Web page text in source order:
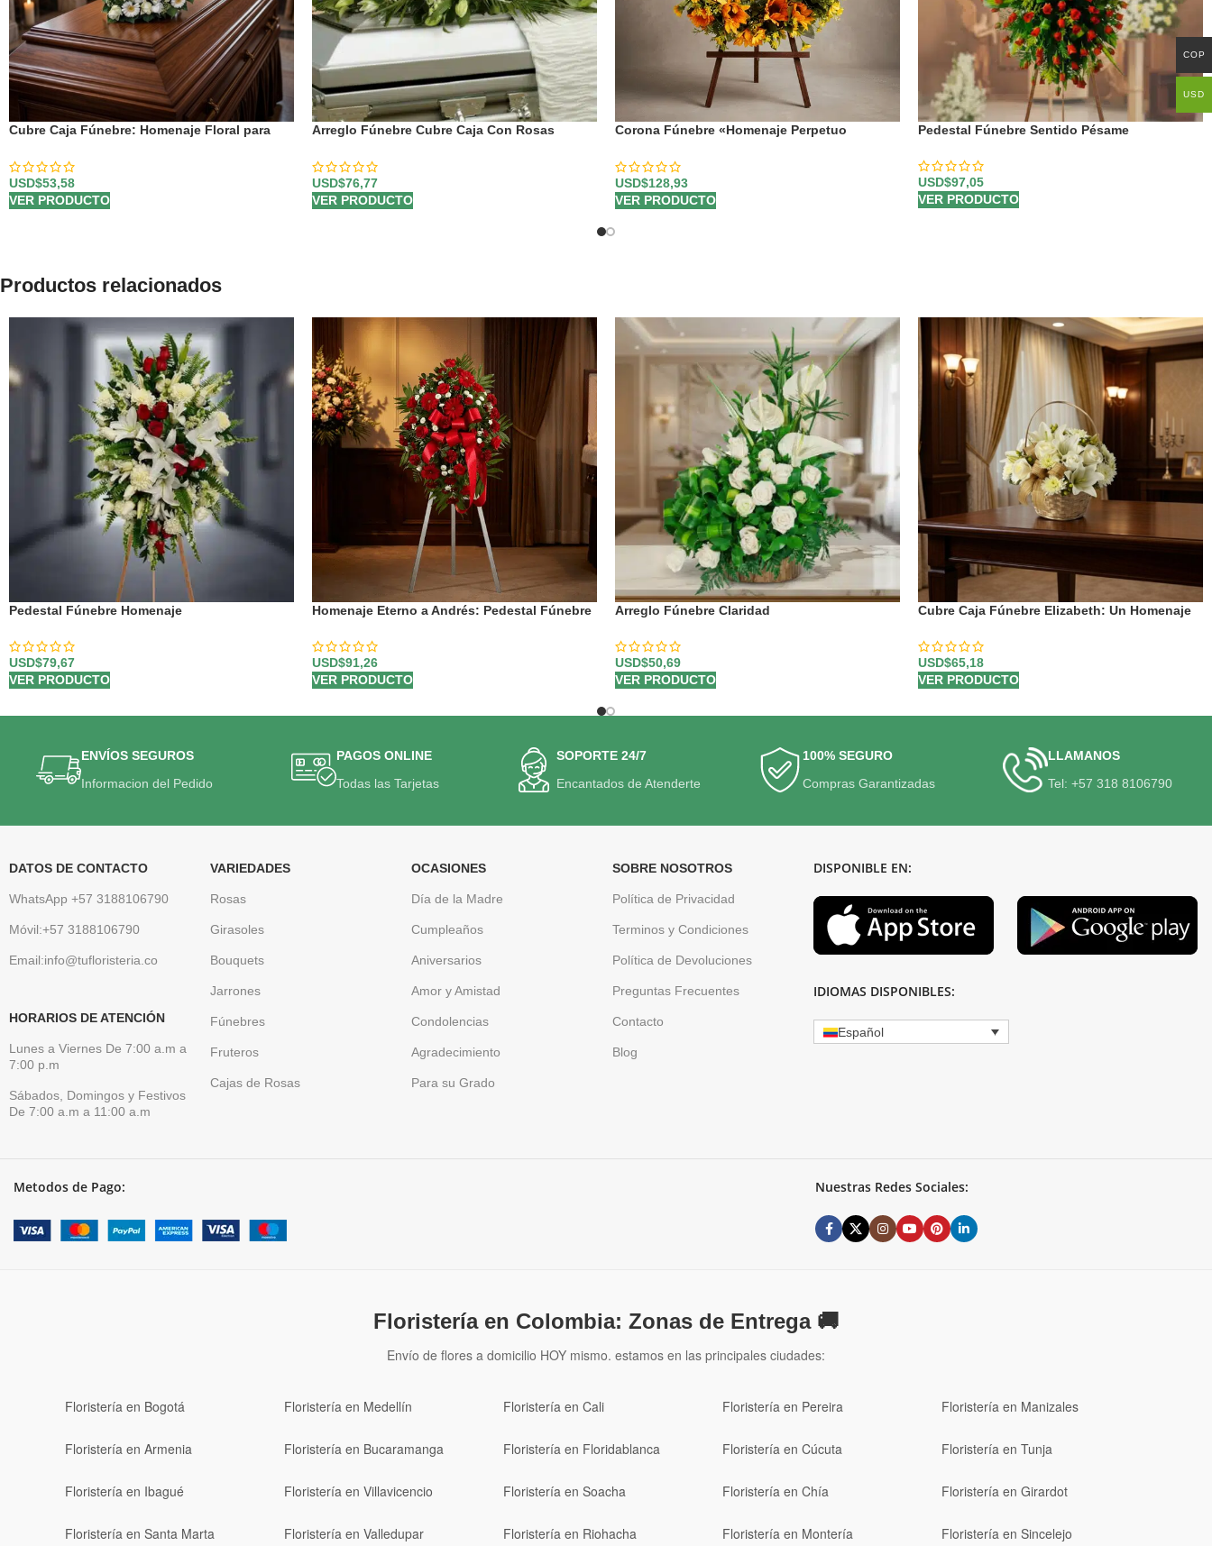
Cubre Caja Fúnebre: Homenaje Floral para
USD$53,58
VER PRODUCTO
Arreglo Fúnebre Cubre Caja Con Rosas
USD$76,77
VER PRODUCTO
Corona Fúnebre «Homenaje Perpetuo
USD$128,93
VER PRODUCTO
Pedestal Fúnebre Sentido Pésame
USD$97,05
VER PRODUCTO
Productos relacionados
Pedestal Fúnebre Homenaje
USD$79,67
VER PRODUCTO
Homenaje Eterno a Andrés: Pedestal Fúnebre
USD$91,26
VER PRODUCTO
Arreglo Fúnebre Claridad
USD$50,69
VER PRODUCTO
Cubre Caja Fúnebre Elizabeth: Un Homenaje
USD$65,18
VER PRODUCTO
ENVÍOS SEGUROS
Informacion del Pedido
PAGOS ONLINE
Todas las Tarjetas
SOPORTE 24/7
Encantados de Atenderte
100% SEGURO
Compras Garantizadas
LLAMANOS
Tel: +57 318 8106790
DATOS DE CONTACTO
WhatsApp +57 3188106790
Móvil:+57 3188106790
Email:info@tufloristeria.co
HORARIOS DE ATENCIÓN
Lunes a Viernes De 7:00 a.m a
7:00 p.m
Sábados, Domingos y Festivos
De 7:00 a.m a 11:00 a.m
VARIEDADES
Rosas
Girasoles
Bouquets
Jarrones
Fúnebres
Fruteros
Cajas de Rosas
OCASIONES
Día de la Madre
Cumpleaños
Aniversarios
Amor y Amistad
Condolencias
Agradecimiento
Para su Grado
SOBRE NOSOTROS
Política de Privacidad
Terminos y Condiciones
Política de Devoluciones
Preguntas Frecuentes
Contacto
Blog
DISPONIBLE EN:
IDIOMAS DISPONIBLES:
Español
Metodos de Pago: Nuestras Redes Sociales:
Floristería en Colombia: Zonas de Entrega 🚚
Envío de flores a domicilio HOY mismo. estamos en las principales ciudades:
Floristería en Bogotá Floristería en Medellín Floristería en Cali Floristería en Pereira Floristería en Manizales
Floristería en Armenia Floristería en Bucaramanga Floristería en Floridablanca Floristería en Cúcuta Floristería en Tunja
Floristería en Ibagué Floristería en Villavicencio Floristería en Soacha Floristería en Chía Floristería en Girardot
Floristería en Santa Marta Floristería en Valledupar Floristería en Riohacha Floristería en Montería Floristería en Sincelejo
COP
USD